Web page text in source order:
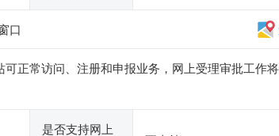
口
正常访问、注册和申报业务，网上受理审批工作
是否支持网上